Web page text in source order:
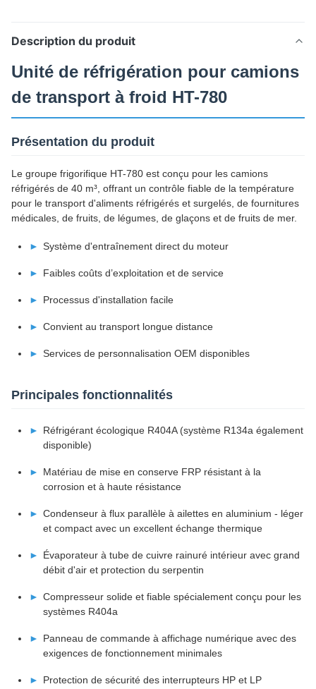
Description du produit
Unité de réfrigération pour camions
de transport à froid HT-780
Présentation du produit
Le groupe frigorifique HT-780 est conçu pour les camions
réfrigérés de 40 m³, offrant un contrôle fiable de la température
pour le transport d'aliments réfrigérés et surgelés, de fournitures
médicales, de fruits, de légumes, de glaçons et de fruits de mer.
Système d'entraînement direct du moteur
Faibles coûts d’exploitation et de service
Processus d'installation facile
Convient au transport longue distance
Services de personnalisation OEM disponibles
Principales fonctionnalités
Réfrigérant écologique R404A (système R134a également
disponible)
Matériau de mise en conserve FRP résistant à la
corrosion et à haute résistance
Condenseur à flux parallèle à ailettes en aluminium - léger
et compact avec un excellent échange thermique
Évaporateur à tube de cuivre rainuré intérieur avec grand
débit d'air et protection du serpentin
Compresseur solide et fiable spécialement conçu pour les
systèmes R404a
Panneau de commande à affichage numérique avec des
exigences de fonctionnement minimales
Protection de sécurité des interrupteurs HP et LP